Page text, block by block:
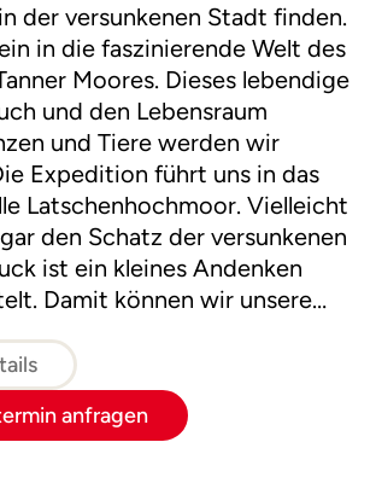
der versunkenen Stadt finden.
in die faszinierende Welt des
Moores. Dieses lebendige
und den Lebensraum
und Tiere werden wir
Expedition führt uns in das
Latschenhochmoor. Vielleicht
den Schatz der versunkenen
ist ein kleines Andenken
Damit können wir unsere
anfragen